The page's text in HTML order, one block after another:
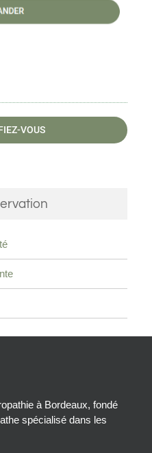
VOUS
à Bordeaux, fondé
spécialisé dans les